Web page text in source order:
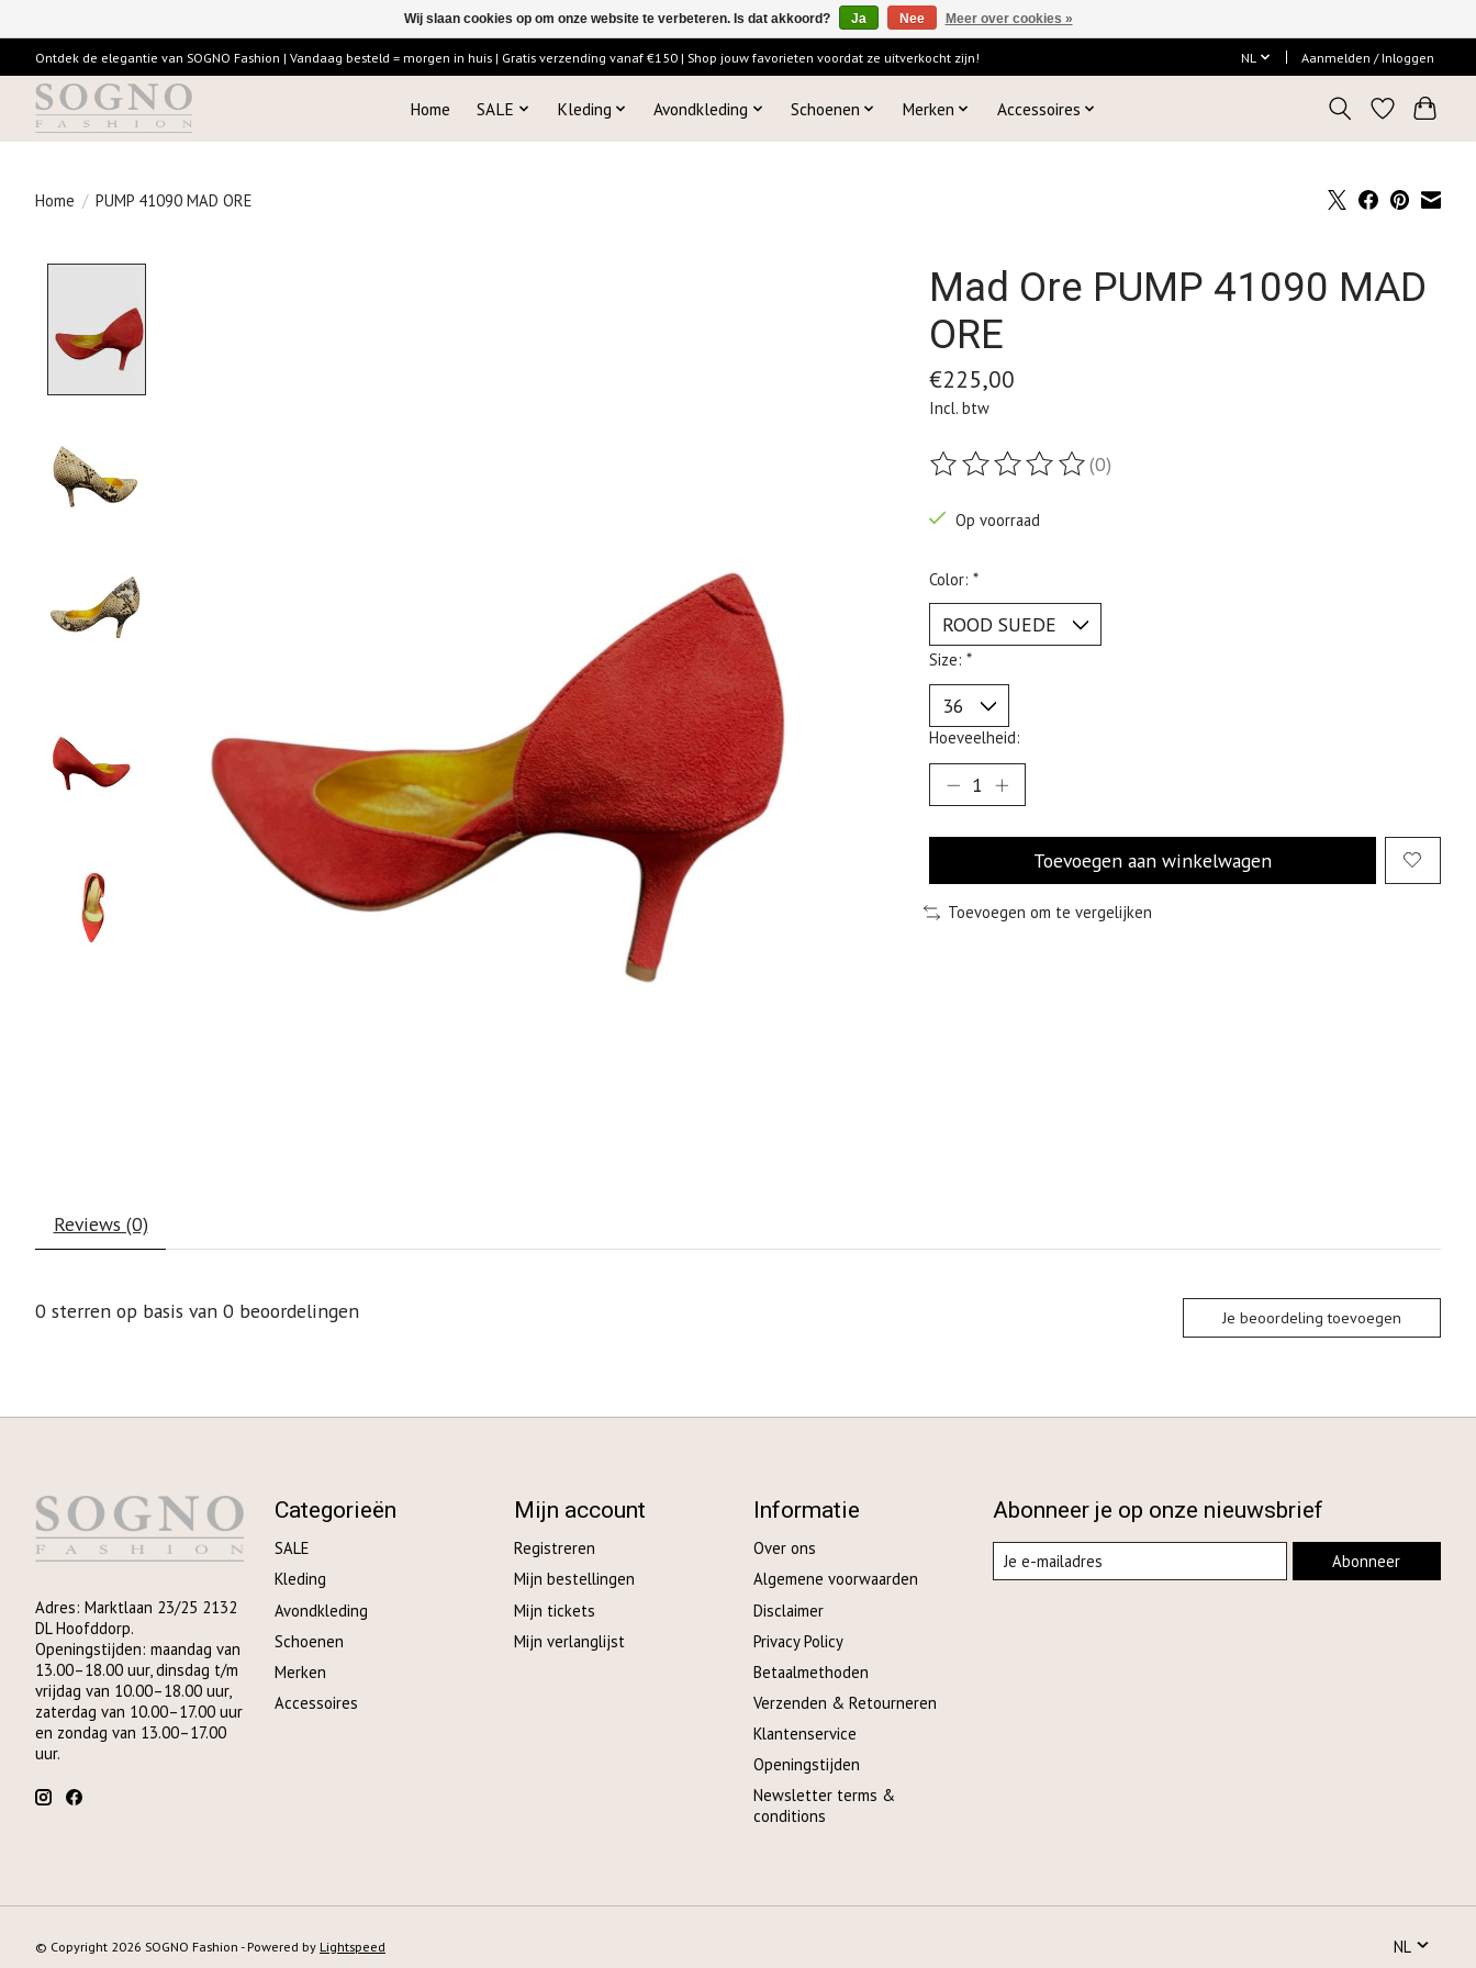
Ontdek de elegantie van SOGNO Fashion | Vandaag besteld = morgen in huis | Gratis verzending vanaf €150 | Shop jouw favorieten voordat ze uitverkocht zijn! NL Aanmelden / Inloggen
Home SALE Kleding Avondkleding Schoenen Merken Accessoires
Home / PUMP 41090 MAD ORE
Mad Ore PUMP 41090 MAD
ORE
€225,00
Incl. btw
De beoordeling van dit product is
(0)
Op voorraad
Color: *
Size: *
Hoeveelheid:
Toevoegen aan winkelwagen
Toevoegen om te vergelijken
Reviews (0)
0 sterren op basis van 0 beoordelingen Je beoordeling toevoegen
Adres: Marktlaan 23/25 2132
DL Hoofddorp.
Openingstijden: maandag van
13.00–18.00 uur, dinsdag t/m
vrijdag van 10.00–18.00 uur,
zaterdag van 10.00–17.00 uur
en zondag van 13.00–17.00
uur.
Categorieën
SALE
Kleding
Avondkleding
Schoenen
Merken
Accessoires
Mijn account
Registreren
Mijn bestellingen
Mijn tickets
Mijn verlanglijst
Informatie
Over ons
Algemene voorwaarden
Disclaimer
Privacy Policy
Betaalmethoden
Verzenden & Retourneren
Klantenservice
Openingstijden
Newsletter terms &
conditions
Abonneer je op onze nieuwsbrief
Abonneer
© Copyright 2026 SOGNO Fashion - Powered by Lightspeed NL
Wij slaan cookies op om onze website te verbeteren. Is dat akkoord? Ja Nee Meer over cookies »